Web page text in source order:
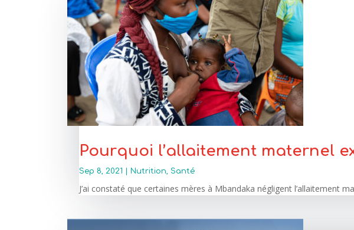
Pourquoi l’allaitement maternel
Sep 8, 2021 Nutrition, Santé
J’ai constaté que certaines mères à Mbandaka négligent l’allaitement